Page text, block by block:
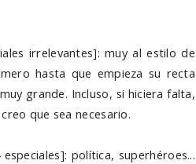
irrelevantes]: muy al estilo de
hasta que empieza su recta
grande. Incluso, si hiciera falta,
que sea necesario.
política, superhéroes...